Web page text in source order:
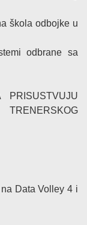
škola odbojke u
odbrane sa
Data Volley 4 i